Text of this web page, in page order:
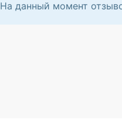
На данный момент